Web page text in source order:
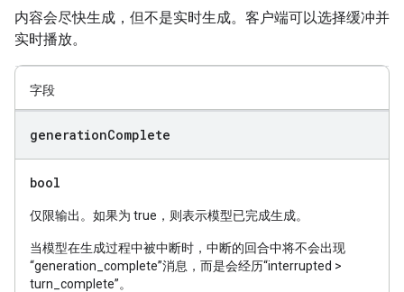
内容会尽快生成，但不是实时生成。客户端可以选择缓冲并
实时播放。
字段
generationComplete
bool
仅限输出。如果为 true，则表示模型已完成生成。
当模型在生成过程中被中断时，中断的回合中将不会出现
“generation_complete”消息，而是会经历“interrupted >
turn_complete”。